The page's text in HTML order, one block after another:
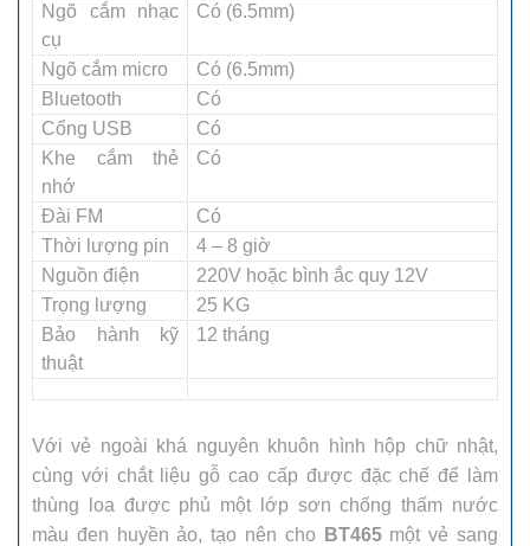
Ngõ cắm nhạc
cụ
Có (6.5mm)
Ngõ cắm micro
Có (6.5mm)
Bluetooth
Có
Cổng USB
Có
Khe cắm thẻ
nhớ
Có
Đài FM
Có
Thời lượng pin
4 – 8 giờ
Nguồn điện
220V hoặc bình ắc quy 12V
Trọng lượng
25 KG
Bảo hành kỹ
thuật
12 tháng
Với vẻ ngoài khá nguyên khuôn hình hộp chữ nhật,
cùng với chắt liệu gỗ cao cấp được đặc chế để làm
thùng loa được phủ một lớp sơn chống thấm nước
màu đen huyền ảo, tạo nên cho
BT465một vẻ sang